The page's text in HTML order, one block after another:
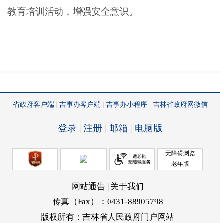
教育培训活动，增强安全意识。